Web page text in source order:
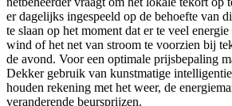
er dagelijks ingespeeld op de behoefte van
te slaan op het moment dat er te veel
wind of het net van stroom te voorzien bij
de avond. Voor een optimale prijsbepaling
Dekker gebruik van kunstmatige
houden rekening met het weer, de
veranderende beursprijzen.